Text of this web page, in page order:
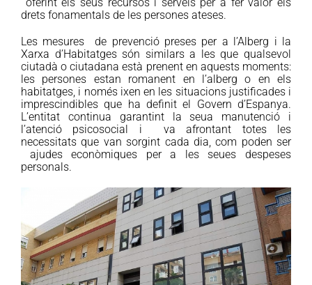
drets fonamentals de les persones ateses.
Les mesures de prevenció preses per a l’Alberg i la
Xarxa d’Habitatges són similars a les que qualsevol
ciutadà o ciutadana està prenent en aquests moments:
les persones estan romanent en l’alberg o en els
habitatges, i només ixen en les situacions justificades i
imprescindibles que ha definit el Govern d’Espanya.
L’entitat continua garantint la seua manutenció i
l’atenció psicosocial i va afrontant totes les
necessitats que van sorgint cada dia, com poden ser
ajudes econòmiques per a les seues despeses
personals.